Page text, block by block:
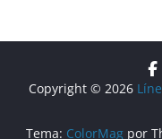
Copyright © 2026
Tema: ColorMagpor